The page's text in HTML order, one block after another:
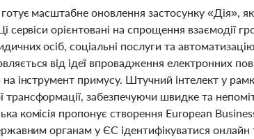
масштабне оновлення застосунку «Дія»,
орієнтовані на спрощення взаємодії
осіб, соціальні послуги та
від ідеї впровадження електронних
інструмент примусу. Штучний інтелект у
забезпечуючи швидке та
комісія пропонує створення European
органам у ЄС ідентифікуватися